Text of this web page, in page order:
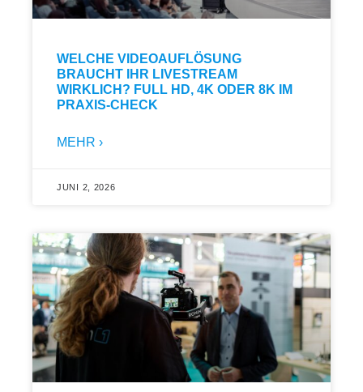
WELCHE VIDEOAUFLÖSUNG
BRAUCHT IHR LIVESTREAM
WIRKLICH? FULL HD, 4K ODER 8K IM
PRAXIS-CHECK
MEHR ›
JUNI 2, 2026